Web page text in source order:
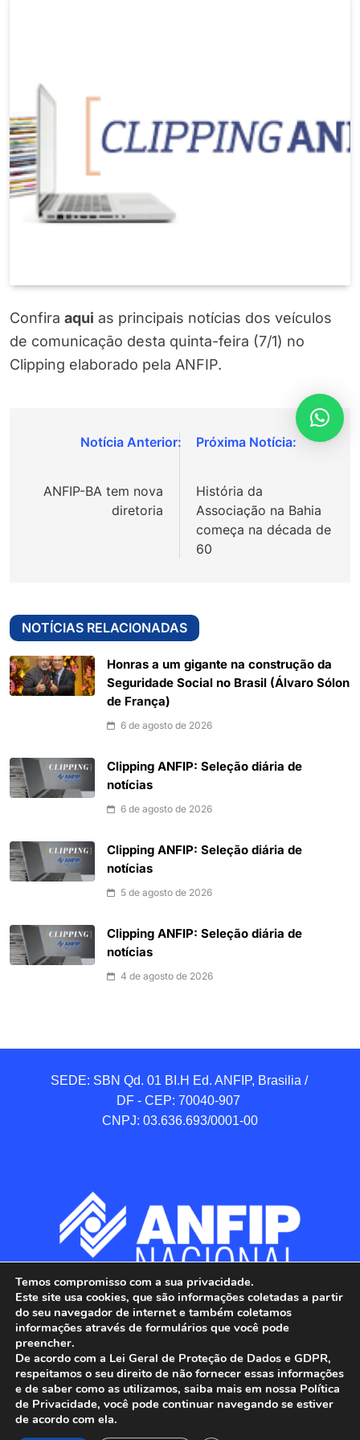
Confira aqui as principais notícias dos veículos
de comunicação desta quinta-feira (7/1) no
Clipping elaborado pela ANFIP.
Navegação
Post
ANFIP-BA tem nova
diretoria
História da
Associação na Bahia
começa na década de
60
NOTÍCIAS RELACIONADAS
Honras a um gigante na construção da
Seguridade Social no Brasil (Álvaro Sólon
de França)
6 de agosto de 2026
Clipping ANFIP: Seleção diária de
notícias
6 de agosto de 2026
Clipping ANFIP: Seleção diária de
notícias
5 de agosto de 2026
Clipping ANFIP: Seleção diária de
notícias
4 de agosto de 2026
SEDE: SBN Qd. 01 BI.H Ed. ANFIP, Brasilia /
DF - CEP: 70040-907
CNPJ: 03.636.693/0001-00
ANFIP - Associação Nacional dos Auditores
Fiscais da Receita Federal do Brasil.
Temos compromisso com a sua privacidade.
Este site usa cookies, que são informações coletadas a partir
do seu navegador de internet e também coletamos
informações através de formulários que você pode
preencher.
De acordo com a Lei Geral de Proteção de Dados e GDPR,
respeitamos o seu direito de não fornecer essas informações
e de saber como as utilizamos, saiba mais em nossa Política
de Privacidade, você pode continuar navegando se estiver
de acordo com ela.